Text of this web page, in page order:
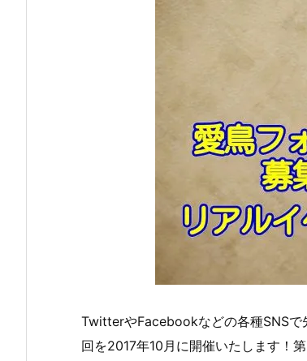
TwitterやFacebookなどの各種SNS
回を2017年10月に開催いたします！